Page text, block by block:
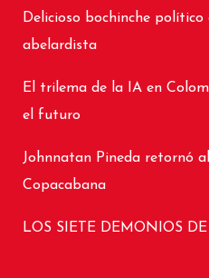
Delicioso bochinche
abelardista
El trilema de la IA en
el futuro
Johnnatan Pineda retornó
Copacabana
LOS SIETE DEMONIOS